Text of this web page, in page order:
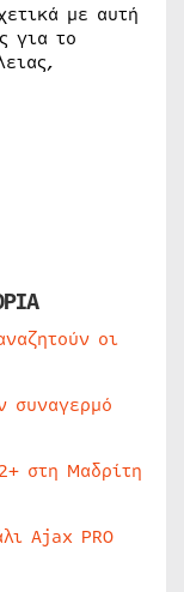
με αυτή
για το
οι
συναγερμό
στη Μαδρίτη
Ajax PRO